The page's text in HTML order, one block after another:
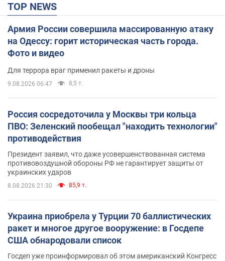
TOP NEWS
Армия России совершила массированную атаку
на Одессу: горит историческая часть города.
Фото и видео
Для террора враг применил ракеты и дроны
9.08.2026 06:47 8,5 т.
Россия сосредоточила у Москвы три кольца
ПВО: Зеленский пообещал "находить технологии"
противодействия
Президент заявил, что даже усовершенствованная система
противовоздушной обороны РФ не гарантирует защиты от
украинских ударов
8.08.2026 21:30 85,9 т.
Украина приобрела у Турции 70 баллистических
ракет и многое другое вооружение: в Госдепе
США обнародовали список
Госдеп уже проинформировал об этом американский Конгресс